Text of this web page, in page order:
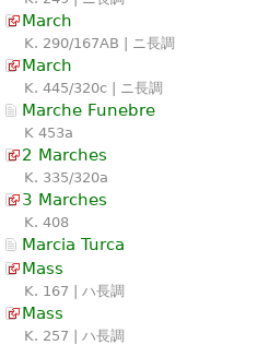
March
K. 290/167AB | ニ長調
March
K. 445/320c | ニ長調
Marche Funebre
K 453a
2 Marches
K. 335/320a
3 Marches
K. 408
Marcia Turca
Mass
K. 167 | ハ長調
Mass
K. 257 | ハ長調